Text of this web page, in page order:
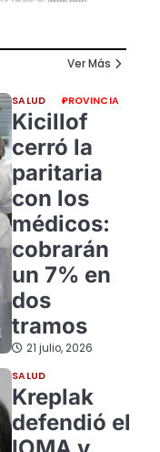
Ver Más
SALUD PROVINCIA
Kicillof
cerró la
paritaria
con los
médicos:
cobrarán
un 7% en
dos
tramos
21 julio, 2026
SALUD
Kreplak
defendió el